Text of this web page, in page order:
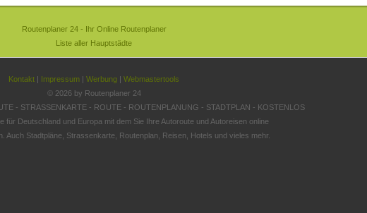
Routenplaner 24 - Ihr Online Routenplaner
Liste aller Hauptstädte
Kontakt | Impressum | Werbung | Webmastertools
© 2026 by Routenplaner 24
- STRASSENKARTE - ROUTE - ROUTENPLANUNG - STADTPLAN - KOSTENLOS
für Deutschland und Europa mit dem Sie Ihre Autoroute und Autoreisen online
Auch Stadtpläne, Strassenkarte, Routenplan, Reisen, Hotels und vieles mehr.